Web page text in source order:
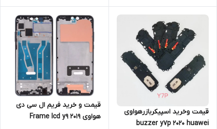
قیمت و‌خرید اسپیکر‌بازر‌هواوی
buzzer y7p 2020 huawei
قیمت و خرید فریم ال سی دی
هواوی Frame lcd y9 2019